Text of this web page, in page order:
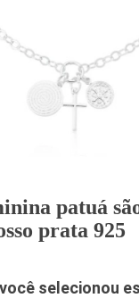
patuá
prata 925
selecionou